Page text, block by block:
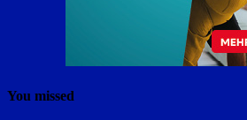
You missed